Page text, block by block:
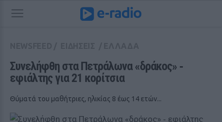
Συνελήφθη στα Πετράλωνα «δράκος» ‑
εφιάλτης για 21 κορίτσια
Θύματά του μαθήτριες, ηλικίας 8 έως 14 ετών...